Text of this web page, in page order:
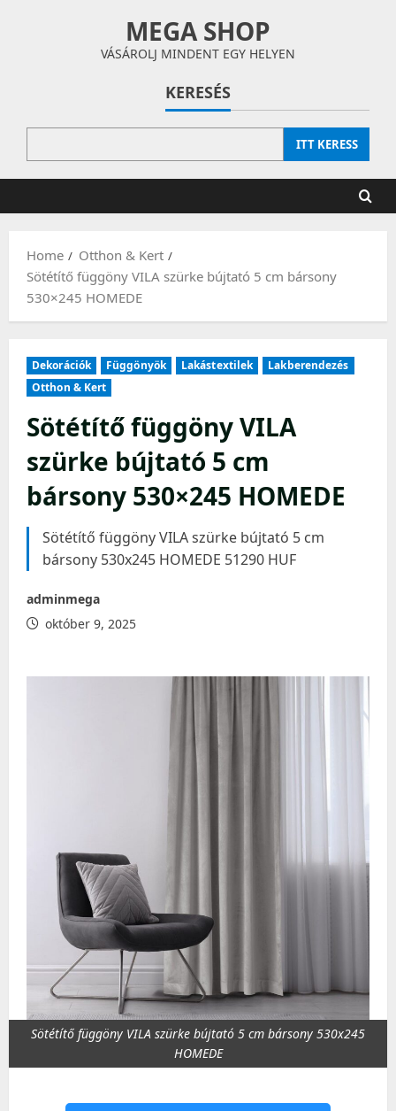
MEGA SHOP
VÁSÁROLJ MINDENT EGY HELYEN
KERESÉS
ITT KERESS
Home
Otthon & Kert
Sötétítő függöny VILA szürke bújtató 5 cm bársony
530×245 HOMEDE
Dekorációk Függönyök Lakástextilek
Lakberendezés
Otthon & Kert
Sötétítő függöny VILA
szürke bújtató 5 cm
bársony 530×245 HOMEDE
Sötétítő függöny VILA szürke bújtató 5 cm
bársony 530x245 HOMEDE 51290 HUF
adminmega
október 9, 2025
Sötétítő függöny VILA szürke bújtató 5 cm bársony 530x245
HOMEDE